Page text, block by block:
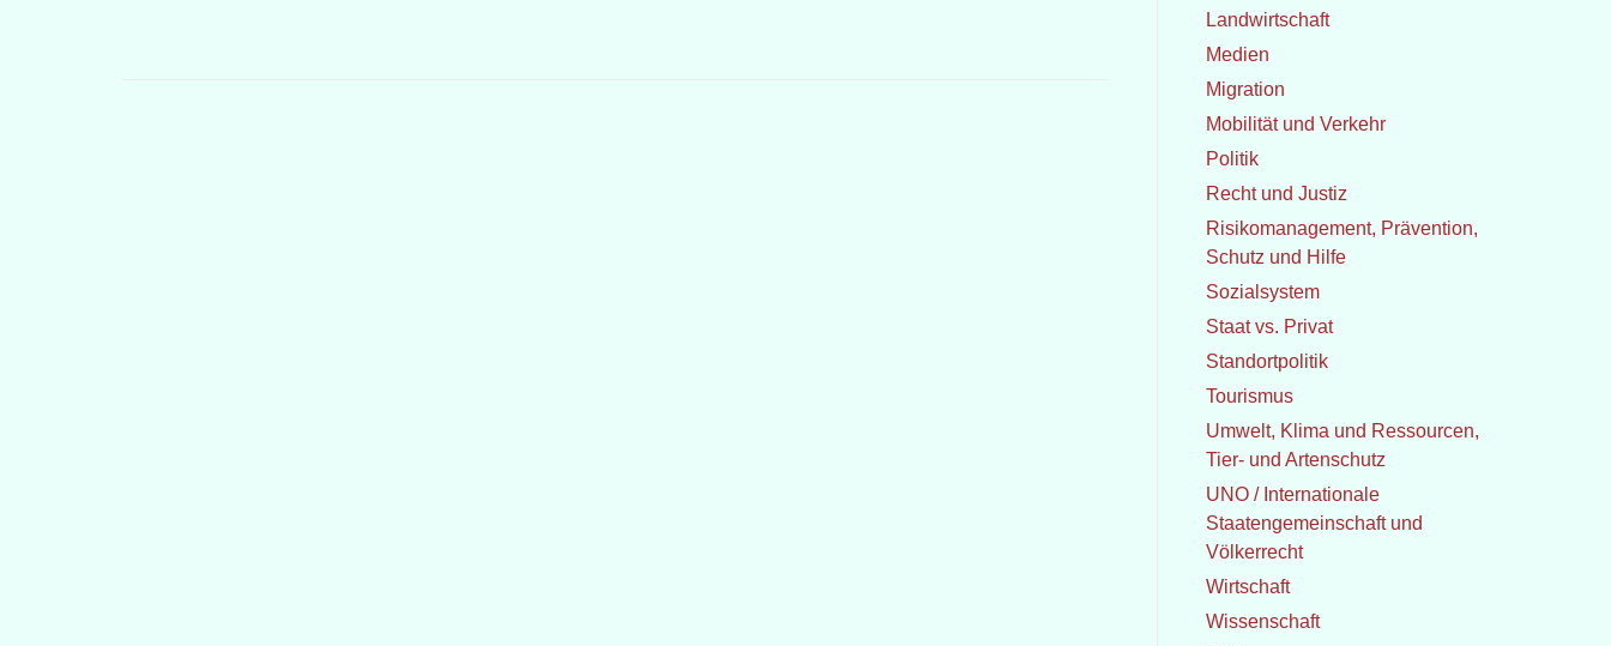
Landwirtschaft
Medien
Migration
Mobilität und Verkehr
Politik
Recht und Justiz
Risikomanagement, Prävention,
Schutz und Hilfe
Sozialsystem
Staat vs. Privat
Standortpolitik
Tourismus
Umwelt, Klima und Ressourcen,
Tier- und Artenschutz
UNO / Internationale
Staatengemeinschaft und
Völkerrecht
Wirtschaft
Wissenschaft